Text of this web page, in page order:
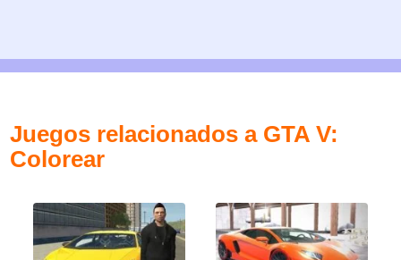
Juegos relacionados a GTA V:
Colorear